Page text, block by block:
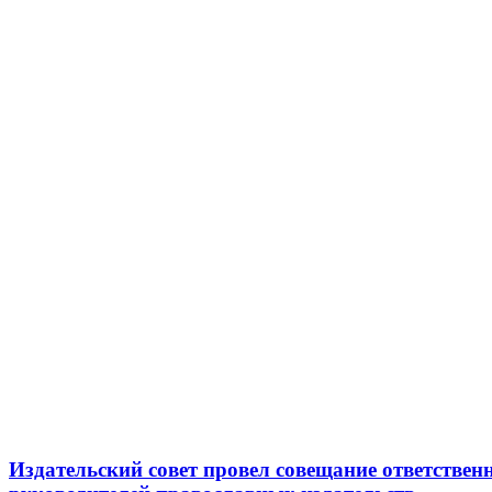
Издательский совет провел совещание